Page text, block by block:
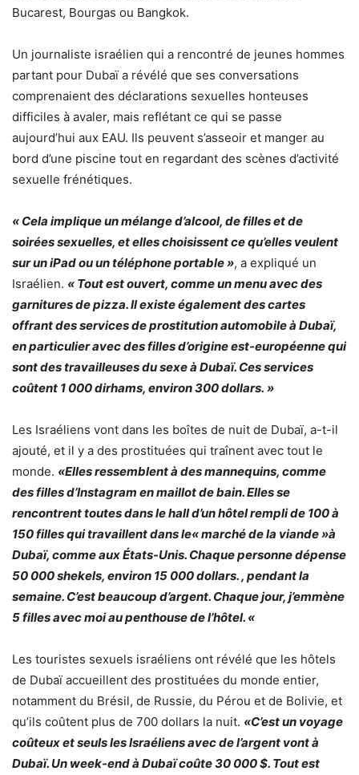
Bucarest, Bourgas ou Bangkok.
Un journaliste israélien qui a rencontré de jeunes hommes
partant pour Dubaï a révélé que ses conversations
comprenaient des déclarations sexuelles honteuses
difficiles à avaler, mais reflétant ce qui se passe
aujourd’hui aux EAU. Ils peuvent s’asseoir et manger au
bord d’une piscine tout en regardant des scènes d’activité
sexuelle frénétiques.
« Cela implique un mélange d’alcool, de filles et de
soirées sexuelles, et elles choisissent ce qu’elles veulent
sur un iPad ou un téléphone portable », a expliqué un
Israélien. « Tout est ouvert, comme un menu avec des
garnitures de pizza. Il existe également des cartes
offrant des services de prostitution automobile à Dubaï,
en particulier avec des filles d’origine est-européenne qui
sont des travailleuses du sexe à Dubaï. Ces services
coûtent 1 000 dirhams, environ 300 dollars. »
Les Israéliens vont dans les boîtes de nuit de Dubaï, a-t-il
ajouté, et il y a des prostituées qui traînent avec tout le
monde. «Elles ressemblent à des mannequins, comme
des filles d’Instagram en maillot de bain. Elles se
rencontrent toutes dans le hall d’un hôtel rempli de 100 à
150 filles qui travaillent dans le« marché de la viande »à
Dubaï, comme aux États-Unis. Chaque personne dépense
50 000 shekels, environ 15 000 dollars. , pendant la
semaine. C’est beaucoup d’argent. Chaque jour, j’emmène
5 filles avec moi au penthouse de l’hôtel. «
Les touristes sexuels israéliens ont révélé que les hôtels
de Dubaï accueillent des prostituées du monde entier,
notamment du Brésil, de Russie, du Pérou et de Bolivie, et
qu’ils coûtent plus de 700 dollars la nuit. «C’est un voyage
coûteux et seuls les Israéliens avec de l’argent vont à
Dubaï. Un week-end à Dubaï coûte 30 000 $. Tout est